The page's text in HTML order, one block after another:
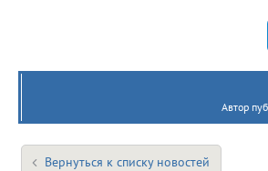
Автор
Вернуться к списку новостей